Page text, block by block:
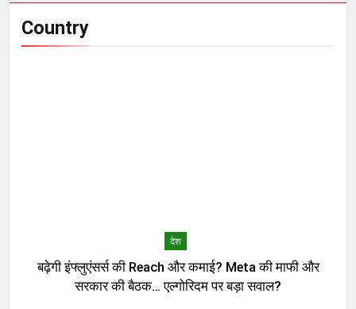
Country
देश
बढ़ेगी इंफ्लुएंसर्स की Reach और कमाई? Meta की माफी और
सरकार की बैठक… एल्गोरिदम पर बड़ा सवाल?